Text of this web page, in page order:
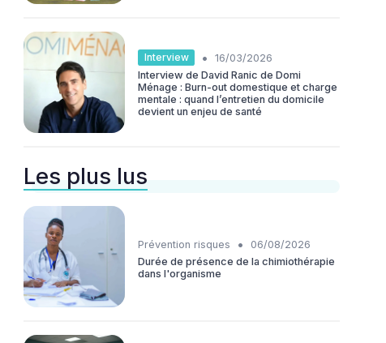
Interview •
16/03/2026
Interview de David Ranic de Domi
Ménage : Burn-out domestique et charge
mentale : quand l’entretien du domicile
devient un enjeu de santé
Les plus lus
Prévention risques •
06/08/2026
Durée de présence de la chimiothérapie
dans l'organisme